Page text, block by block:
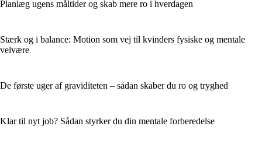
Planlæg ugens måltider og skab mere ro i hverdagen
Stærk og i balance: Motion som vej til kvinders fysiske og mentale
velvære
De første uger af graviditeten – sådan skaber du ro og tryghed
Klar til nyt job? Sådan styrker du din mentale forberedelse